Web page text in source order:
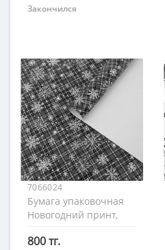
Закончился
7066024
Бумага упаковочная
Новогодний принт,
800 тг.